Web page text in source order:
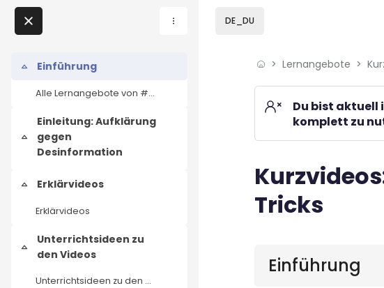
Home
Lernangebote
Podcasts
News
Veranstaltungen
Über uns
Einklappen
Einführung
Alle Lernangebote von #UseTheNews
Einklappen
Einleitung: Aufklärung
gegen
Desinformation
Einklappen
Erklärvideos
Erklärvideos
Einklappen
Unterrichtsideen zu
den Videos
Unterrichtsideen zu den Videos
Direkt zu - Schließen
DE_DU
Lernangebote
Du bist aktuell
komplett zu
Blöcke
Tricks
Blöcke
Einführung